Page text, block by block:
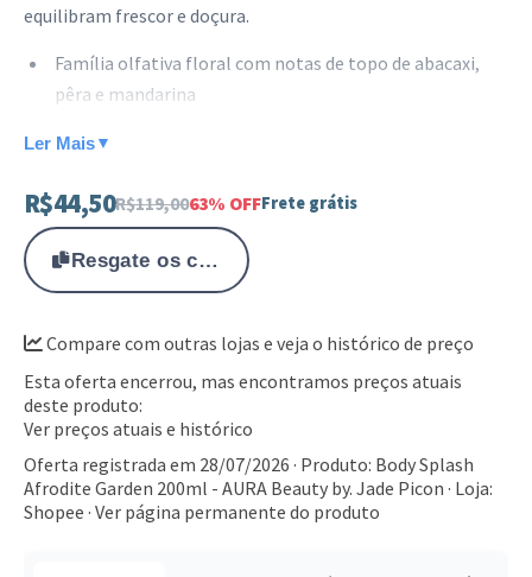
equilibram frescor e doçura.
Família olfativa floral com notas de topo de abacaxi,
pêra e mandarina
Coração composto por neroli, jasmim, heliotropina e
Notas de fundo que trazem musgo, baunilha e fava
tonka
Embalagem elegante em tom turquesa com detalhes
Este body splash é perfeito para o uso diário,
proporcionando uma perfumação leve e duradoura. Adquira
o seu e sinta a energia da linha Afrodite Garden.
Ler Mais ▼
R$44,50R$119,0063% OFFFrete grátis
Resgate os cupons na Aba Cupons do app
Compare com outras lojas e veja o histórico de preço
Esta oferta encerrou, mas encontramos preços atuais
deste produto:
Ver preços atuais e histórico
Oferta registrada em 28/07/2026 · Produto: Body Splash
Afrodite Garden 200ml - AURA Beauty by. Jade Picon · Loja:
Shopee · Ver página permanente do produto